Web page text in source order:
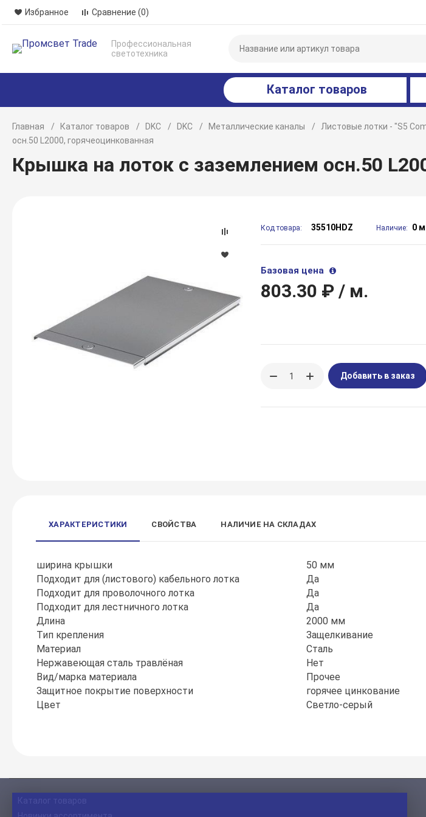
Избранное Сравнение (0)
Профессиональная
светотехника
Каталог товаров
Главная Каталог товаров DKC DKC Металлические каналы Листовые лотки - "S5
осн.50 L2000, горячеоцинкованная
Крышка на лоток с заземлением осн.50
Код товара: 35510HDZ Наличие: 0
Базовая цена
803.30 ₽ / м.
Добавить в заказ
ХАРАКТЕРИСТИКИ СВОЙСТВА НАЛИЧИЕ НА СКЛАДАХ
ширина крышки
50 мм
Подходит для (листового) кабельного лотка
Да
Подходит для проволочного лотка
Да
Подходит для лестничного лотка
Да
Длина
2000 мм
Тип крепления
Защелкивание
Материал
Сталь
Нержавеющая сталь травлёная
Нет
Вид/марка материала
Прочее
Защитное покрытие поверхности
горячее цинкование
Цвет
Светло-серый
Каталог товаров